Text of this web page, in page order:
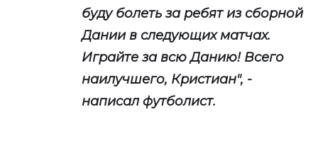
буду болеть за ребят из сборной
Дании в следующих матчах.
Играйте за всю Данию! Всего
наилучшего, Кристиан", -
написал футболист.